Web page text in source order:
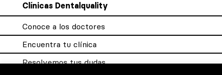
Clínicas Dentalquality
Conoce a los doctores
Encuentra tu clínica
Resolvemos tus dudas